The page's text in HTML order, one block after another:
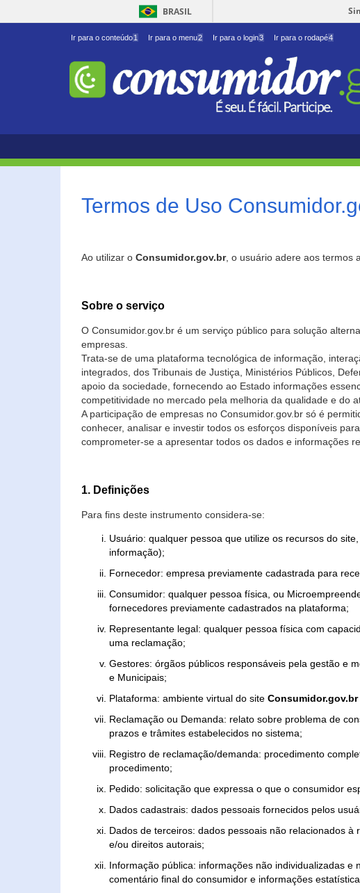
BRASIL
Ir para o conteúdo1 Ir para o menu2 Ir para o login3 Ir para o rodapé4
Termos de Uso
Ao utilizar o Consumidor.gov.br, o usuário adere aos termos
Sobre o serviço
O Consumidor.gov.br é um serviço público para solução
empresas.
Trata-se de uma plataforma tecnológica de informação,
integrados, dos Tribunais de Justiça, Ministérios Públicos,
apoio da sociedade, fornecendo ao Estado informações
competitividade no mercado pela melhoria da qualidade e do
A participação de empresas no Consumidor.gov.br só é
conhecer, analisar e investir todos os esforços disponíveis
comprometer-se a apresentar todos os dados e informações
1. Definições
Para fins deste instrumento considera-se:
Usuário: qualquer pessoa que utilize os recursos do
informação);
Fornecedor: empresa previamente cadastrada para
Consumidor: qualquer pessoa física, ou
fornecedores previamente cadastrados na plataforma;
Representante legal: qualquer pessoa física com
uma reclamação;
Gestores: órgãos públicos responsáveis pela gestão e
e Municipais;
Plataforma: ambiente virtual do site Consumidor.gov.br
Reclamação ou Demanda: relato sobre problema de
prazos e trâmites estabelecidos no sistema;
Registro de reclamação/demanda: procedimento
procedimento;
Pedido: solicitação que expressa o que o consumidor
Dados cadastrais: dados pessoais fornecidos pelos
Dados de terceiros: dados pessoais não relacionados
e/ou direitos autorais;
Informação pública: informações não individualizadas
comentário final do consumidor e informações